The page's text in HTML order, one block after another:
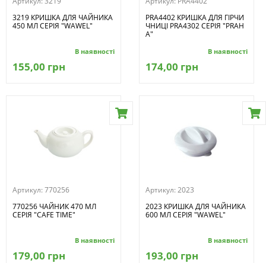
3219 КРИШКА ДЛЯ ЧАЙНИКА
450 МЛ СЕРІЯ "WAWEL"
В наявності
155,00 грн
PRA4402 КРИШКА ДЛЯ ГІРЧИ
ЧНИЦІ PRA4302 СЕРІЯ "PRAH
A"
В наявності
174,00 грн
Артикул: 770256
770256 ЧАЙНИК 470 МЛ
СЕРІЯ "CAFE TIME"
В наявності
179,00 грн
Артикул: 2023
2023 КРИШКА ДЛЯ ЧАЙНИКА
600 МЛ СЕРІЯ "WAWEL"
В наявності
193,00 грн